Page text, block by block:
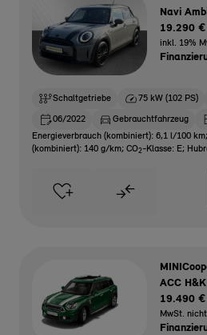
Navi
19.290 €
inkl. 19%
Schaltgetriebe 75 kW (102 PS)
06/2022 Gebrauchtfahrzeug
Energieverbrauch (kombiniert): 6,1 l/100 km;
(kombiniert): 140 g/km; CO2 -Klasse: E;
ACC
19.490 €
MwSt.